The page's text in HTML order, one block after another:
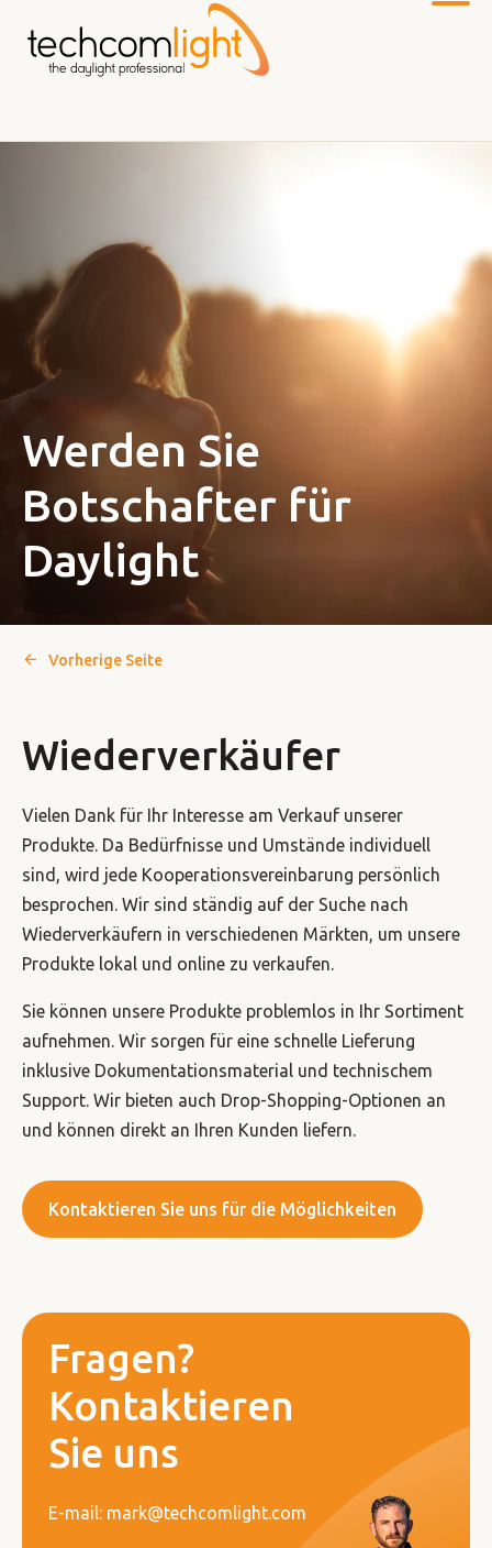
Werden Sie
Botschafter für
Daylight
Vorherige Seite
Wiederverkäufer
Vielen Dank für Ihr Interesse am Verkauf unserer
Produkte. Da Bedürfnisse und Umstände individuell
sind, wird jede Kooperationsvereinbarung persönlich
besprochen. Wir sind ständig auf der Suche nach
Wiederverkäufern in verschiedenen Märkten, um unsere
Produkte lokal und online zu verkaufen.
Sie können unsere Produkte problemlos in Ihr Sortiment
aufnehmen. Wir sorgen für eine schnelle Lieferung
inklusive Dokumentationsmaterial und technischem
Support. Wir bieten auch Drop-Shopping-Optionen an
und können direkt an Ihren Kunden liefern.
Kontaktieren Sie uns für die Möglichkeiten
Fragen?
Kontaktieren
Sie uns
E-mail: mark@techcomlight.com